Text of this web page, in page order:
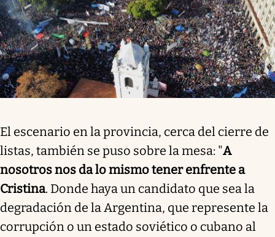
El escenario en la provincia, cerca del cierre de
listas, también se puso sobre la mesa: "A
nosotros nos da lo mismo tener enfrente a
Cristina. Donde haya un candidato que sea la
degradación de la Argentina, que represente la
corrupción o un estado soviético o cubano al